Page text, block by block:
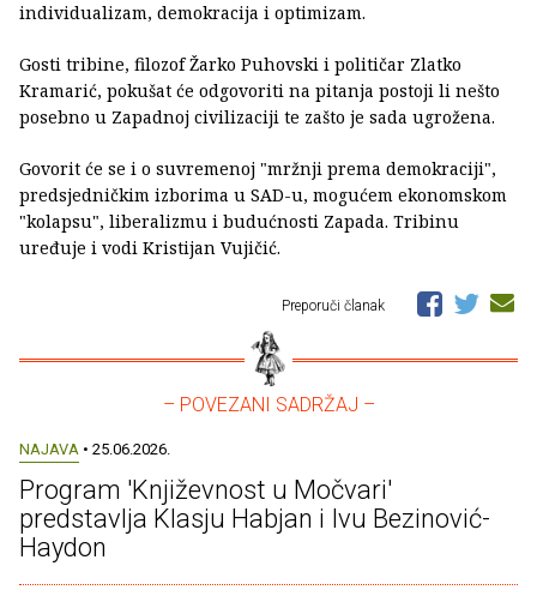
individualizam, demokracija i optimizam.
Gosti tribine, filozof Žarko Puhovski i političar Zlatko
Kramarić, pokušat će odgovoriti na pitanja postoji li nešto
posebno u Zapadnoj civilizaciji te zašto je sada ugrožena.
Govorit će se i o suvremenoj "mržnji prema demokraciji",
predsjedničkim izborima u SAD-u, mogućem ekonomskom
"kolapsu", liberalizmu i budućnosti Zapada. Tribinu
uređuje i vodi Kristijan Vujičić.
Preporuči članak
– POVEZANI SADRŽAJ –
NAJAVA • 25.06.2026.
Program 'Književnost u Močvari'
predstavlja Klasju Habjan i Ivu Bezinović-
Haydon